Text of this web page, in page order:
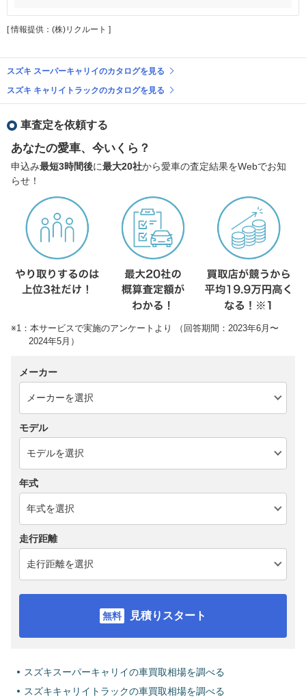
[ 情報提供：(株)リクルート ]
スズキ スーパーキャリイのカタログを見る
スズキ キャリイトラックのカタログを見る
車査定を依頼する
あなたの愛車、今いくら？
申込み最短3時間後に最大20社から愛車の査定結果をWebでお知
らせ！
※1：本サービスで実施のアンケートより （回答期間：2023年6月〜
2024年5月）
メーカー
モデル
年式
走行距離
見積りスタート
スズキスーパーキャリイの車買取相場を調べる
スズキキャリイトラックの車買取相場を調べる